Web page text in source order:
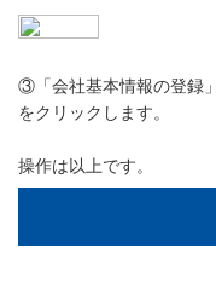
③「会社基本情報の登録
をクリックします。
操作は以上です。